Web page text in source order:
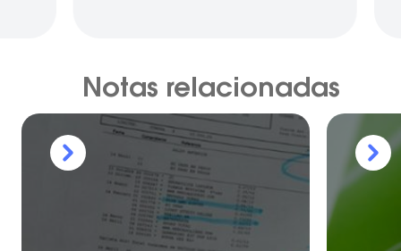
Notas relacionadas